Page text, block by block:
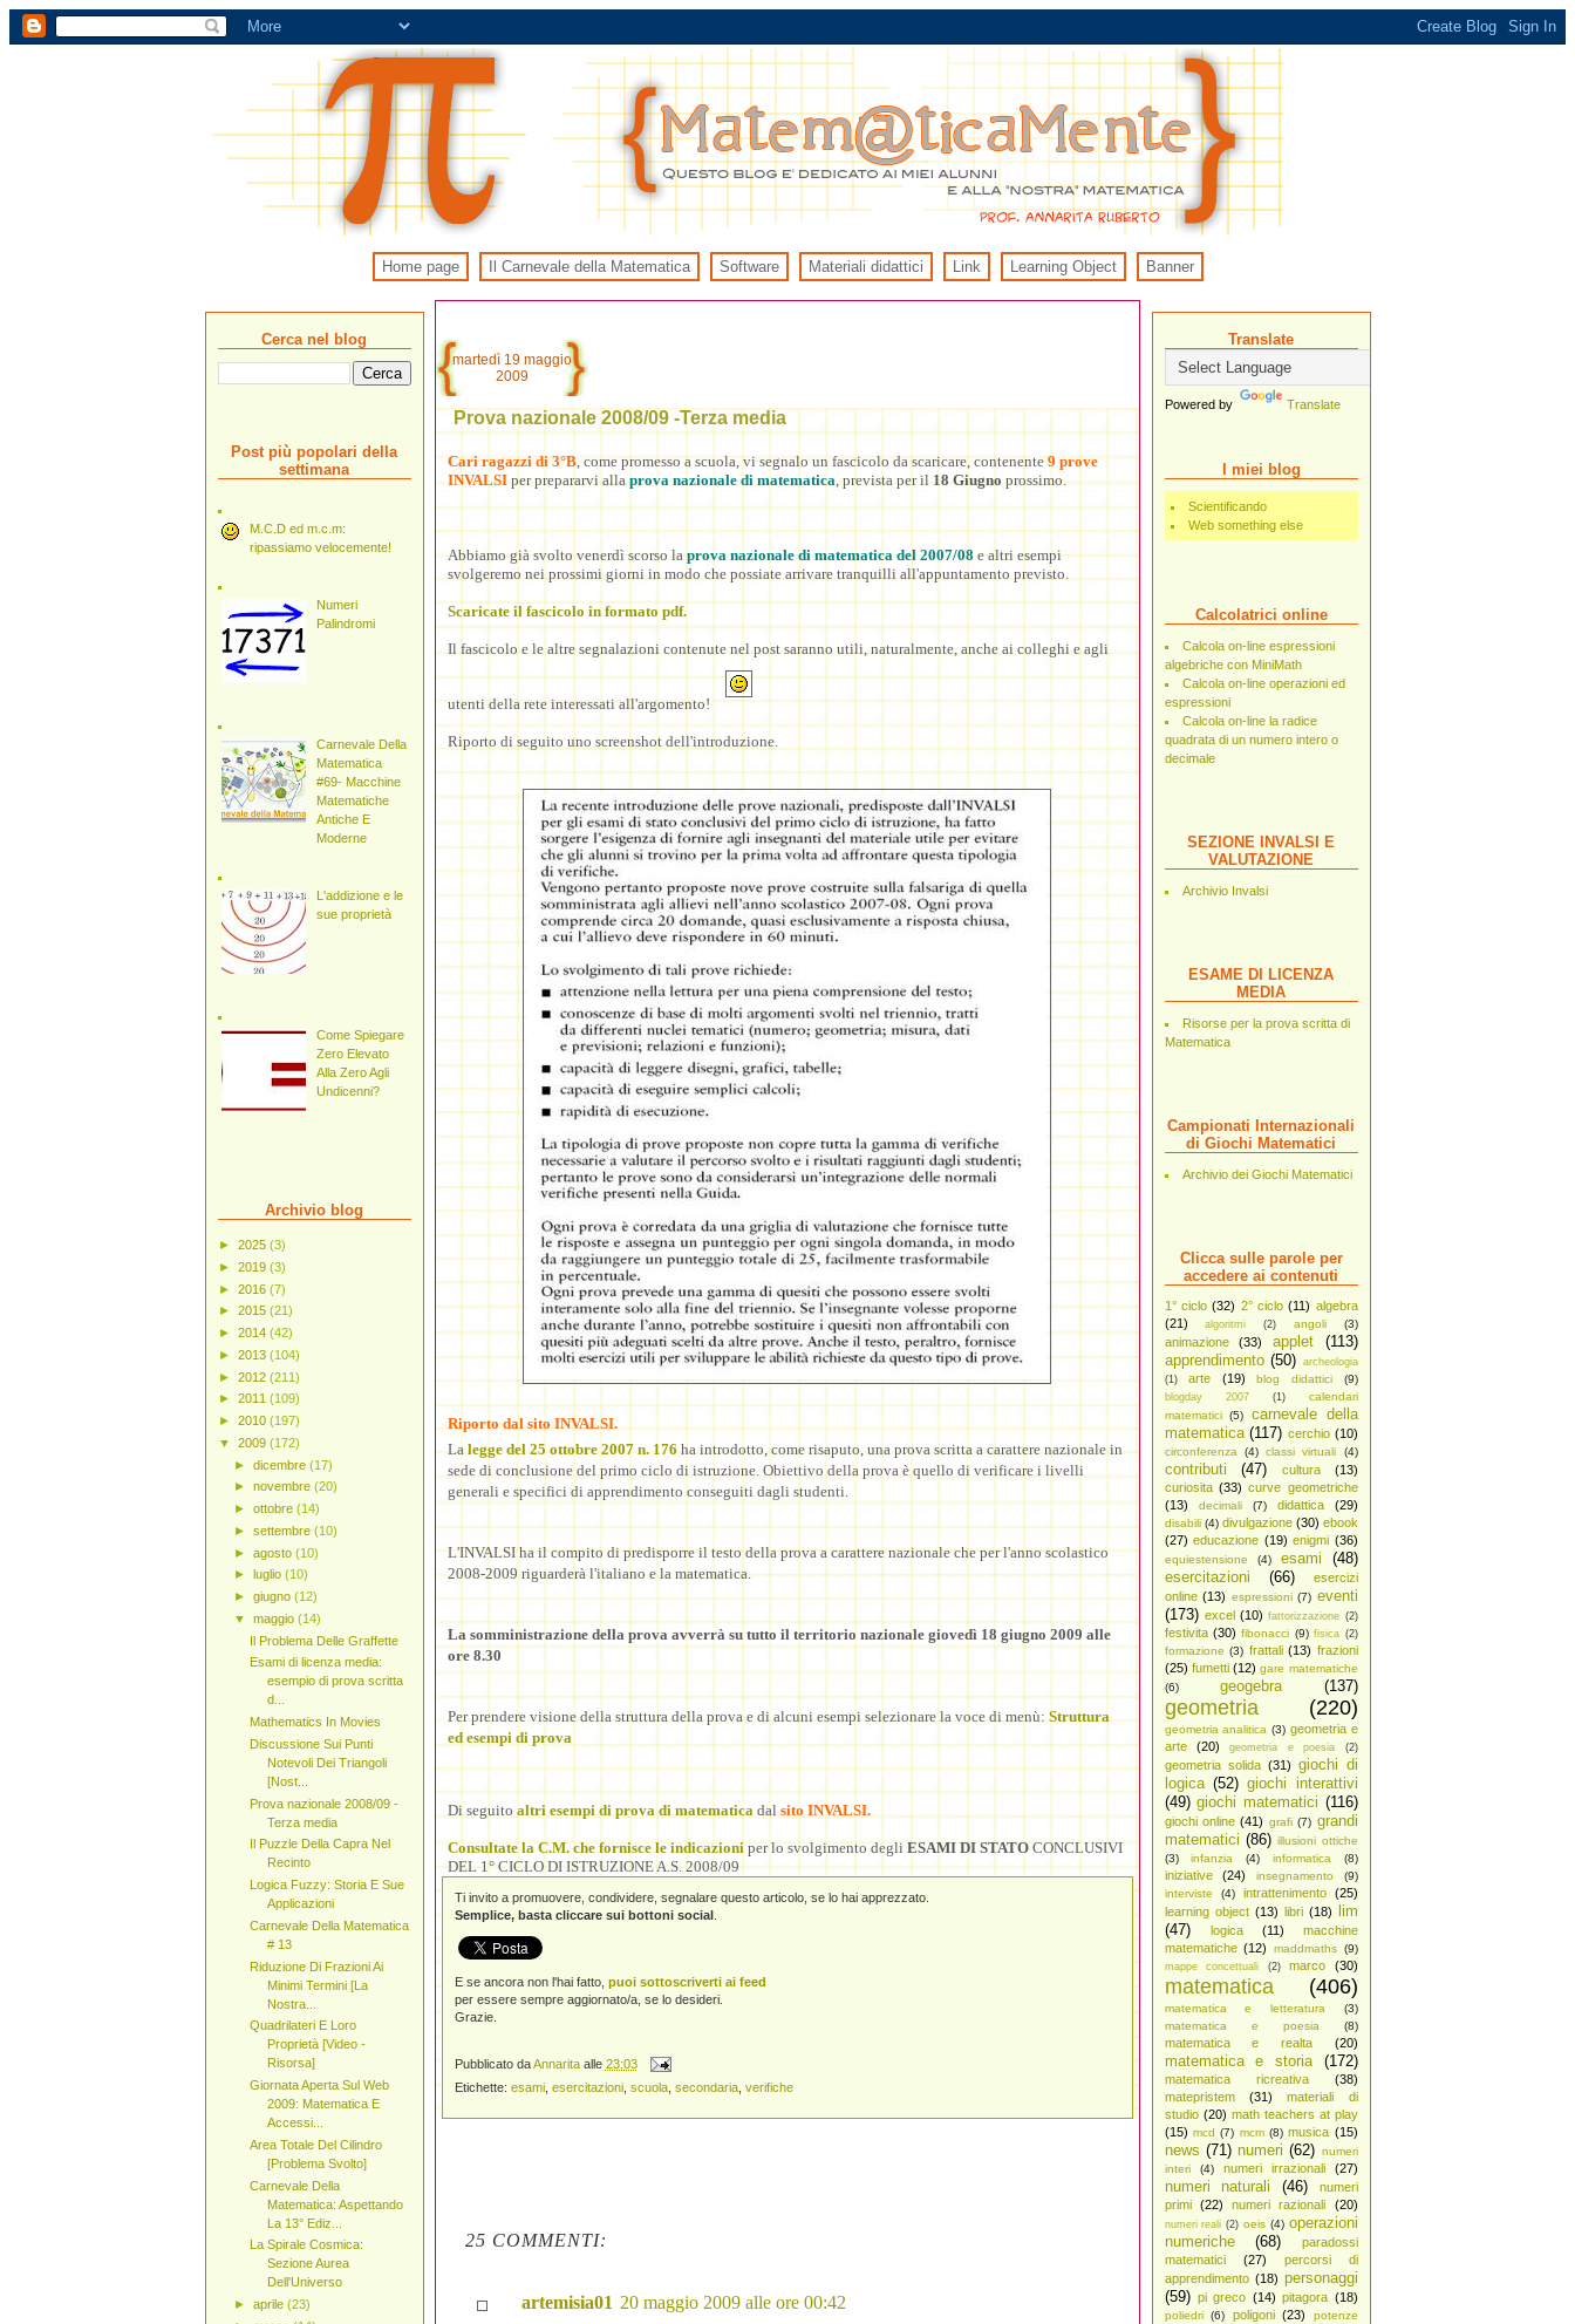
Home page Il Carnevale della Matematica Software Materiali didattici Link Learning Object Banner
Translate
Powered by Translate
I miei blog
Scientificando
Web something else
Calcolatrici online
Calcola on-line espressioni
algebriche con MiniMath
Calcola on-line operazioni ed
espressioni
Calcola on-line la radice
quadrata di un numero intero o
decimale
SEZIONE INVALSI E
VALUTAZIONE
Archivio Invalsi
ESAME DI LICENZA
MEDIA
Risorse per la prova scritta di
Matematica
Campionati Internazionali
di Giochi Matematici
Archivio dei Giochi Matematici
Clicca sulle parole per
accedere ai contenuti
1° ciclo (32) 2° ciclo (11) algebra
(21)
algoritmi (2) angoli (3)
animazione (33) applet
(113)
apprendimento (50) archeologia
(1)
arte (19) blog didattici (9)
blogday 2007 (1)
calendari
matematici
(5)
carnevale della
matematica (117) cerchio (10)
circonferenza (4) classi virtuali (4)
contributi (47) cultura
(13)
curiosita (33) curve geometriche
(13)
decimali (7) didattica (29)
disabili (4) divulgazione (30) ebook
(27) educazione (19) enigmi (36)
equiestensione (4) esami
(48)
esercitazioni
(66)
esercizi
online (13) espressioni (7) eventi
(173) excel (10) fattorizzazione (2)
festivita (30) fibonacci (9) fisica (2)
formazione (3) frattali (13) frazioni
(25) fumetti (12) gare matematiche
(6)
geogebra (137)
geometria (220)
geometria analitica (3) geometria e
arte
(20) geometria e poesia (2)
geometria solida (31) giochi di
logica (52) giochi interattivi
(49) giochi matematici (116)
giochi online (41) grafi (7) grandi
matematici (86) illusioni ottiche
(3)
infanzia (4) informatica (8)
iniziative (24) insegnamento
(9)
interviste
(4) intrattenimento
(25)
learning object (13) libri (18)
lim
(47)
logica (11)
macchine
matematiche (12) maddmaths (9)
mappe concettuali (2) marco (30)
matematica (406)
matematica e letteratura
(3)
matematica e poesia
(8)
matematica e realta (20)
matematica e storia (172)
matematica ricreativa
(38)
matepristem
(31)
materiali di
studio (20) math teachers at play
(15) mcd (7) mcm (8) musica (15)
news (71) numeri (62) numeri
interi
(4) numeri irrazionali (27)
numeri naturali (46)
numeri
primi
(22) numeri razionali (20)
numeri reali (2) oeis (4) operazioni
numeriche
(68)
paradossi
matematici
(27)
percorsi di
apprendimento (18) personaggi
(59) pi greco (14) pitagora (18)
poliedri (6) poligoni (23)
potenze
martedì 19 maggio
2009
Prova nazionale 2008/09 -Terza media
Cari ragazzi di 3°B, come promesso a scuola, vi segnalo un fascicolo da scaricare, contenente9 prove
INVALSIper prepararvi allaprova nazionale di matematica, prevista per il18 Giugnoprossimo.
Abbiamo già svolto venerdì scorso laprova nazionale di matematica del 2007/08e altri esempi
svolgeremo nei prossimi giorni in modo che possiate arrivare tranquilli all'appuntamento previsto.
Scaricate il fascicolo in formato pdf.
Il fascicolo e le altre segnalazioni contenute nel post saranno utili, naturalmente, anche ai colleghi e agli
utenti della rete interessati all'argomento!
Riporto di seguito uno screenshot dell'introduzione.
Riporto dal sito INVALSI.
Lalegge del 25 ottobre 2007 n. 176 ha introdotto, come risaputo, una prova scritta a carattere nazionale in
sede di conclusione del primo ciclo di istruzione. Obiettivo della prova è quello di verificare i livelli
generali e specifici di apprendimento conseguiti dagli studenti.
L'INVALSI ha il compito di predisporre il testo della prova a carattere nazionale che per l'anno scolastico
2008-2009 riguarderà l'italiano e la matematica.
La somministrazione della prova avverrà su tutto il territorio nazionale giovedì 18 giugno 2009 alle
ore 8.30
Per prendere visione della struttura della prova e di alcuni esempi selezionare la voce di menù:Struttura
ed esempi di prova
Di seguito altri esempi di prova di matematicadal sito INVALSI.
Consultate la C.M. che fornisce le indicazioniper lo svolgimento degliESAMI DI STATOCONCLUSIVI
DEL 1° CICLO DI ISTRUZIONE A.S. 2008/09
Ti invito a promuovere, condividere, segnalare questo articolo, se lo hai apprezzato.
Semplice, basta cliccare sui bottoni social.
E se ancora non l'hai fatto, puoi sottoscriverti ai feed
per essere sempre aggiornato/a, se lo desideri.
Grazie.
Pubblicato daAnnarita alle 23:03
Etichette: esami, esercitazioni, scuola, secondaria, verifiche
25 COMMENTI:
artemisia01 20 maggio 2009 alle ore 00:42
Cerca nel blog
Post più popolari della
settimana
M.C.D ed m.c.m:
ripassiamo velocemente!
Numeri
Palindromi
Carnevale Della
Matematica
#69- Macchine
Matematiche
Antiche E
Moderne
L'addizione e le
sue proprietà
Come Spiegare
Zero Elevato
Alla Zero Agli
Undicenni?
Archivio blog
► 2025 (3)
► 2019 (3)
► 2016 (7)
► 2015 (21)
► 2014 (42)
► 2013 (104)
► 2012 (211)
► 2011 (109)
► 2010 (197)
▼ 2009 (172)
► dicembre (17)
► novembre (20)
► ottobre (14)
► settembre (10)
► agosto (10)
►
luglio (10)
► giugno (12)
▼ maggio (14)
Il Problema Delle Graffette
Esami di licenza media:
esempio di prova scritta
d...
Mathematics In Movies
Discussione Sui Punti
Notevoli Dei Triangoli
[Nost...
Prova nazionale 2008/09 -
Terza media
Il Puzzle Della Capra Nel
Recinto
Logica Fuzzy: Storia E Sue
Applicazioni
Carnevale Della Matematica
# 13
Riduzione Di Frazioni Ai
Minimi Termini [La
Nostra...
Quadrilateri E Loro
Proprietà [Video -
Risorsa]
Giornata Aperta Sul Web
2009: Matematica E
Accessi...
Area Totale Del Cilindro
[Problema Svolto]
Carnevale Della
Matematica: Aspettando
La 13° Ediz...
La Spirale Cosmica:
Sezione Aurea
Dell'Universo
► aprile (23)